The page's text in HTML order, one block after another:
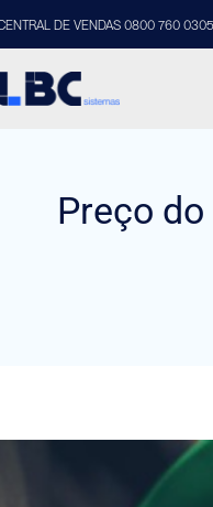
DE VENDAS 0800 760 0305
Preço